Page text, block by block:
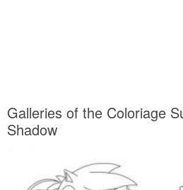
Galleries of the Coloriage
Shadow